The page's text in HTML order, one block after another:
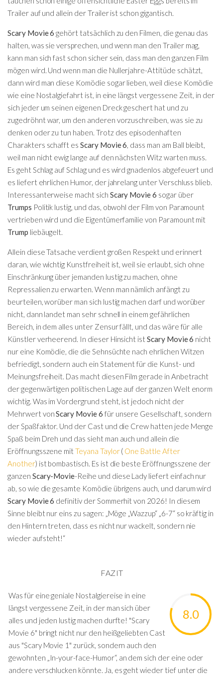
Trailer auf und allein der Trailer ist schon gigantisch.
Scary Movie 6 gehört tatsächlich zu den Filmen, die genau das
halten, was sie versprechen, und wenn man den Trailer mag,
kann man sich fast schon sicher sein, dass man den ganzen Film
mögen wird. Und wenn man die Nullerjahre-Attitüde schätzt,
dann wird man diese Komödie sogar lieben, weil diese Komödie
wie eine Nostalgiefahrt ist, in eine längst vergessene Zeit, in der
sich jeder um seinen eigenen Dreck geschert hat und zu
zugedröhnt war, um den anderen vorzuschreiben, was sie zu
denken oder zu tun haben. Trotz des episodenhaften
Charakters schafft esScary Movie 6 , dass man am Ball bleibt,
weil man nicht ewig lange auf den nächsten Witz warten muss.
Es geht Schlag auf Schlag und es wird gnadenlos abgefeuert und
es liefert ehrlichen Humor, der jahrelang unter Verschluss blieb.
Interessanterweise macht sich Scary Movie 6 sogar über
Trumps Politik lustig, und das, obwohl der Film von Paramount
vertrieben wird und die Eigentümerfamilie von Paramount mit
Trump liebäugelt.
Allein diese Tatsache verdient großen Respekt und erinnert
daran, wie wichtig Kunstfreiheit ist, weil sie erlaubt, sich ohne
Einschränkung über jemanden lustig zu machen, ohne
Repressalien zu erwarten. Wenn man nämlich anfängt zu
beurteilen, worüber man sich lustig machen darf und worüber
nicht, dann landet man sehr schnell in einem gefährlichen
Bereich, in dem alles unter Zensur fällt, und das wäre für alle
Künstler verheerend. In dieser Hinsicht istScary Movie 6 nicht
nur eine Komödie, die die Sehnsüchte nach ehrlichen Witzen
befriedigt, sondern auch ein Statement für die Kunst- und
Meinungsfreiheit. Das macht diesen Film gerade in Anbetracht
der gegenwärtigen politischen Lage auf der ganzen Welt enorm
wichtig. Was im Vordergrund steht, ist jedoch nicht der
Mehrwert vonScary Movie 6 für unsere Gesellschaft, sondern
der Spaßfaktor. Und der Cast und die Crew hatten jede Menge
Spaß beim Dreh und das sieht man auch und allein die
Eröffnungsszene mitTeyana Taylor( One Battle After
Another) ist bombastisch. Es ist die beste Eröffnungsszene der
ganzen Scary-Movie-Reihe und diese Lady liefert einfach nur
ab, so wie die gesamte Komödie übrigens auch, und darum wird
Scary Movie 6 definitiv der Sommerhit von 2026! In diesem
Sinne bleibt nur eins zu sagen: „Möge „Wazzup“ „6-7“ so kräftig in
den Hintern treten, dass es nicht nur wackelt, sondern nie
wieder aufsteht!“
FAZIT
8.0
Was für eine geniale Nostalgiereise in eine
längst vergessene Zeit, in der man sich über
alles und jeden lustig machen durfte! "Scary
Movie 6" bringt nicht nur den heißgeliebten Cast
aus "Scary Movie 1" zurück, sondern auch den
gewohnten „In-your-face-Humor“, an dem sich der eine oder
andere verschlucken könnte. Ja, es geht wieder tief unter die